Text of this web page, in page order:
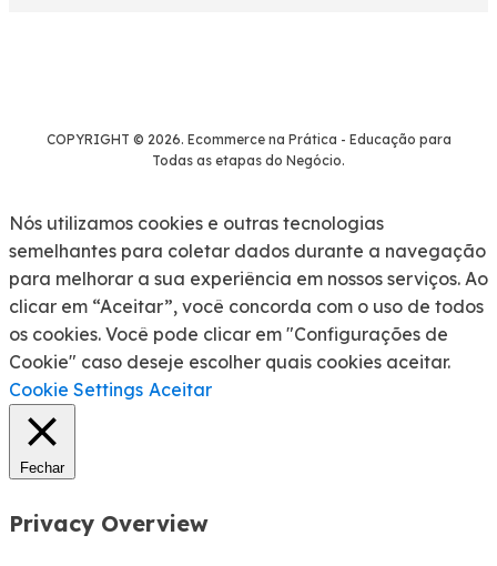
COPYRIGHT © 2026. Ecommerce na Prática - Educação para
Todas as etapas do Negócio.
Nós utilizamos cookies e outras tecnologias
semelhantes para coletar dados durante a navegação
para melhorar a sua experiência em nossos serviços. Ao
clicar em “Aceitar”, você concorda com o uso de todos
os cookies. Você pode clicar em "Configurações de
Cookie" caso deseje escolher quais cookies aceitar.
Cookie Settings Aceitar
Fechar
Privacy Overview